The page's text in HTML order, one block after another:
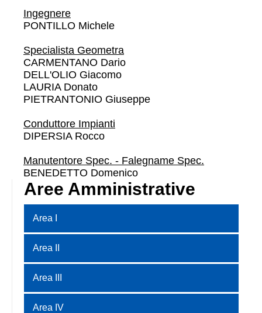
Ingegnere
PONTILLO Michele
Specialista Geometra
CARMENTANO Dario
DELL'OLIO Giacomo
LAURIA Donato
PIETRANTONIO Giuseppe
Conduttore Impianti
DIPERSIA Rocco
Manutentore Spec. - Falegname Spec.
BENEDETTO Domenico
Aree Amministrative
Area I
Area II
Area III
Area IV